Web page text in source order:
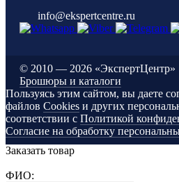
info@ekspertcentre.ru
© 2010 — 2026 «ЭкспертЦентр»
Брошюры и каталоги
Пользуясь этим сайтом, вы даете
файлов Cookies и других
соответствии с Политикой
Согласие на обработку
Заказать товар
ФИО: